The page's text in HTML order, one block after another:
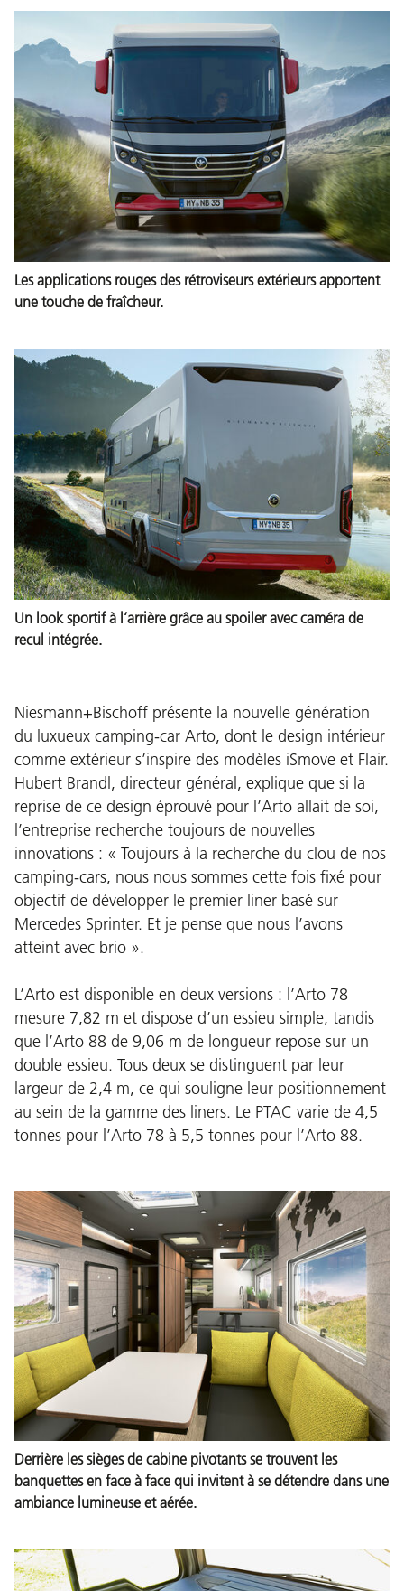
Les applications rouges des rétroviseurs extérieurs apportent
une touche de fraîcheur.
Un look sportif à l’arrière grâce au spoiler avec caméra de
recul intégrée.
Niesmann+Bischoff présente la nouvelle génération
du luxueux camping-car Arto, dont le design intérieur
comme extérieur s’inspire des modèles iSmove et Flair.
Hubert Brandl, directeur général, explique que si la
reprise de ce design éprouvé pour l’Arto allait de soi,
l’entreprise recherche toujours de nouvelles
innovations : « Toujours à la recherche du clou de nos
camping-cars, nous nous sommes cette fois fixé pour
objectif de développer le premier liner basé sur
Mercedes Sprinter. Et je pense que nous l’avons
atteint avec brio ».
L’Arto est disponible en deux versions : l’Arto 78
mesure 7,82 m et dispose d’un essieu simple, tandis
que l’Arto 88 de 9,06 m de longueur repose sur un
double essieu. Tous deux se distinguent par leur
largeur de 2,4 m, ce qui souligne leur positionnement
au sein de la gamme des liners. Le PTAC varie de 4,5
tonnes pour l’Arto 78 à 5,5 tonnes pour l’Arto 88.
Derrière les sièges de cabine pivotants se trouvent les
banquettes en face à face qui invitent à se détendre dans une
ambiance lumineuse et aérée.